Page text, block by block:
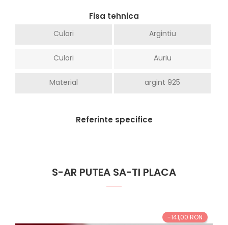
Fisa tehnica
Culori Argintiu
Culori Auriu
Material argint 925
Referinte specifice
S-AR PUTEA SA-TI PLACA
-141,00 RON